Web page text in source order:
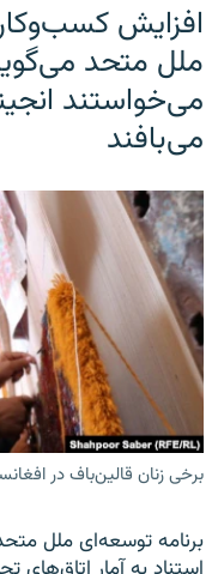
افزایش
ملل متحد
می‌خواستند
می‌بافند
برخی زنان قالین‌باف در
برنامه توسعه‌ای ملل